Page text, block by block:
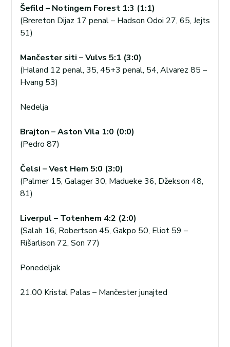
Šefild – Notingem Forest 1:3 (1:1)
(Brereton Dijaz 17 penal – Hadson Odoi 27, 65, Jejts
51)
Mančester siti – Vulvs 5:1 (3:0)
(Haland 12 penal, 35, 45+3 penal, 54, Alvarez 85 –
Hvang 53)
Nedelja
Brajton – Aston Vila 1:0 (0:0)
(Pedro 87)
Čelsi – Vest Hem 5:0 (3:0)
(Palmer 15, Galager 30, Madueke 36, Džekson 48,
81)
Liverpul – Totenhem 4:2 (2:0)
(Salah 16, Robertson 45, Gakpo 50, Eliot 59 –
Rišarlison 72, Son 77)
Ponedeljak
21.00 Kristal Palas – Mančester junajted